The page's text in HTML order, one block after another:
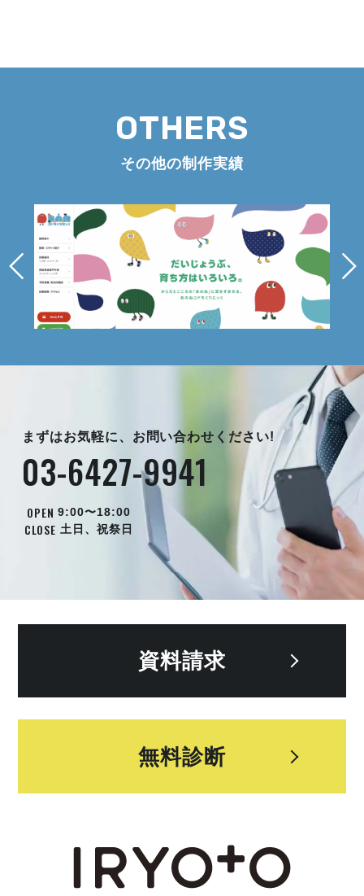
OTHERS
その他の制作実績
まずはお気軽に、お問い合わせください!
03-6427-9941
OPEN 9:00〜18:00
CLOSE 土日、祝祭日
資料請求
無料診断